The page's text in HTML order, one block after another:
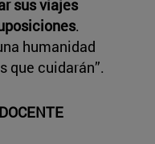
sus viajes
.
humanidad
que cuidarán”.